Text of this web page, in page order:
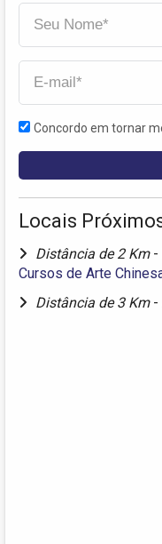
Concordo em tornar
Locais
Distância de 2 Km -
Cursos de Arte
Distância de 3 Km -